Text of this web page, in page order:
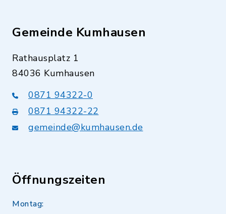
Gemeinde Kumhausen
Rathausplatz 1
84036 Kumhausen
0871 94322-0
0871 94322-22
gemeinde@kumhausen.de
Öffnungszeiten
Montag: